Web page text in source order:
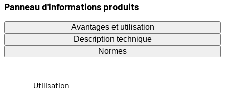
Panneau d'informations produits
Avantages et utilisation
Description technique
Normes
Utilisation